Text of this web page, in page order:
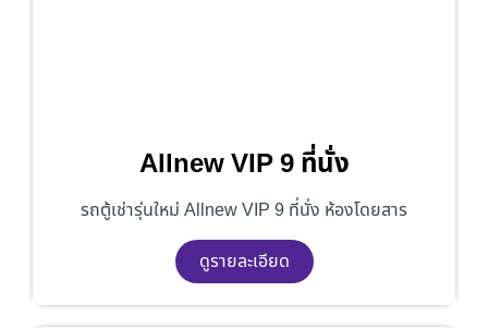
Allnew VIP 9 ที่นั่ง
รถตู้เช่ารุ่นใหม่ Allnew VIP 9 ที่นั่ง ห้องโดยสาร
ดูรายละเอียด